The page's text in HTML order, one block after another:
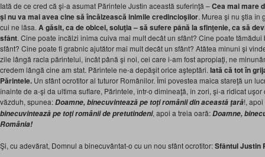
Iată de ce cred că şi-a asumat Părintele Justin această suferinţă –Cea mai mare
şi nu va mai avea cine să încălzească inimile credincioşilor. Murea şi nu ştia în
cui ne lăsa. A găsit, ca deobicei, soluţia – să sufere până la sfinţenie, ca să
sfânt. Cine poate încălzi inima cuiva mai mult decât un sfânt? Cine poate
sfânt? Cine poate fi grabnic ajutător mai mult decât un sfânt? Atâtea minuni şi
zile lângă racla părintelui, încât până şi noi, cei care i-am fost apropiaţi, ne
credem lângă cine am stat. Părintele ne-a depăşit orice aşteptări. Iată că tot în
Părintele. Un sfânt ocrotitor al tuturor Românilor. Îmi povestea maica stareţă un
înainte de a-şi da ultima suflare, Părintele, într-o dimineaţă, în zori, şi-a ridicat
văzduh, spunea:Doamne, binecuvintează pe toţi românii din această ţară!,
binecuvintează pe toţi românii de pretutindeni, apoi a treia oară:Doamne,
România!
Şi, cu adevărat, Domnul a binecuvântat-o cu un nou sfânt ocrotitor:Sfântul Justin